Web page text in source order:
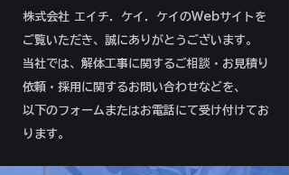
株式会社 エイチ．ケイ．ケイのWebサイトを
ご覧いただき、誠にありがとうございます。
当社では、解体工事に関するご相談・お見積り
依頼・採用に関するお問い合わせなどを、
以下のフォームまたはお電話にて受け付けてお
ります。